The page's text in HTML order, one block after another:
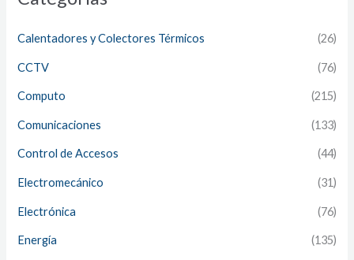
Calentadores y Colectores Térmicos (26)
CCTV (76)
Computo (215)
Comunicaciones (133)
Control de Accesos (44)
Electromecánico (31)
Electrónica (76)
Energía (135)